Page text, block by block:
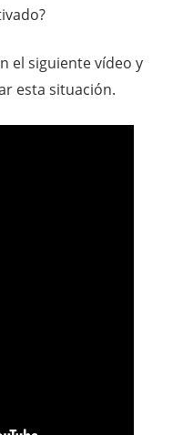
el siguiente vídeo y
esta situación.